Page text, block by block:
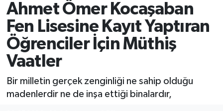
Ahmet Ömer Kocaşaban
Fen Lisesine Kayıt Yaptıran
Öğrenciler İçin Müthiş
Vaatler
Bir milletin gerçek zenginliği ne sahip olduğu
madenlerdir ne de inşa ettiği binalardır,
Süper Lig Puan Durumu ve Fikstür
Tüm Manşetler
Haber Arşivi